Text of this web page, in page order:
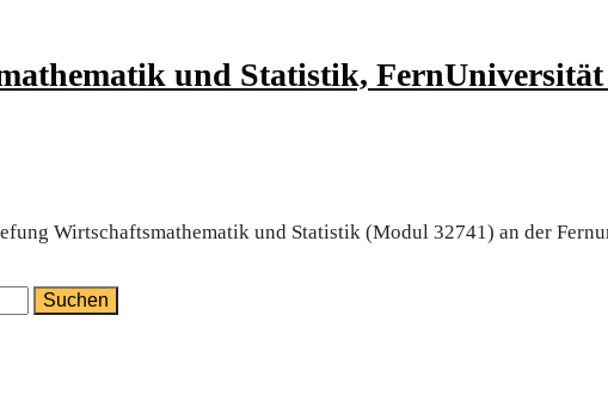
und Sta­tis­tik, Fern­Uni­ver­si­tät
Wirt­schafts­ma­the­ma­tik und Sta­tis­tik (Modul 32741) an der